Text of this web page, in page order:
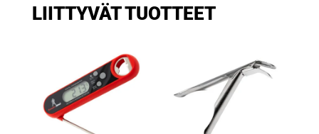
LIITTYVÄT TUOTTEET